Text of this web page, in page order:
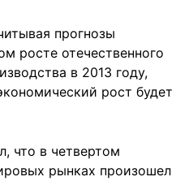
прогнозы
росте отечественного
в 2013 году,
рост будет
что в четвертом
рынках произошел